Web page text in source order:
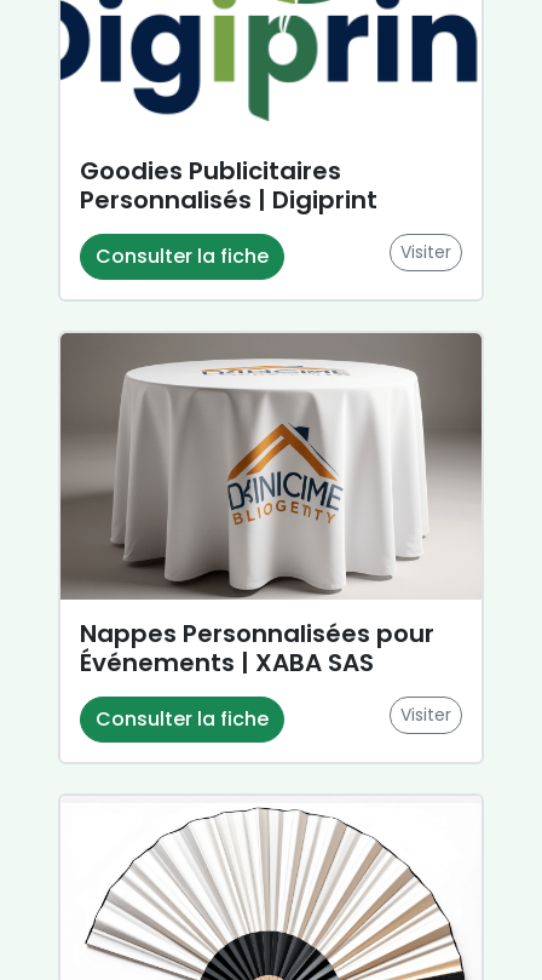
Goodies Publicitaires
Personnalisés | Digiprint
Consulter la fiche Visiter
Nappes Personnalisées pour
Événements | XABA SAS
Consulter la fiche Visiter